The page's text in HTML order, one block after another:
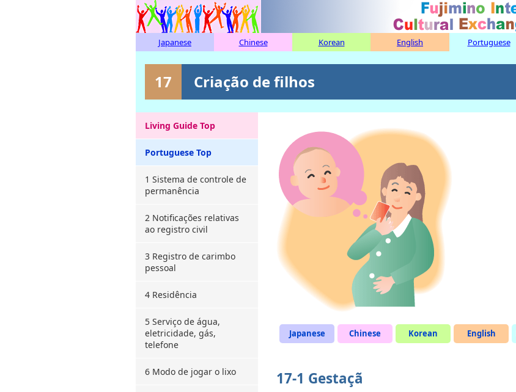
Japanese Chinese Korean English Portuguese
17 Criação de filhos
Living Guide Top
Portuguese Top
1 Sistema de controle de
permanência
2 Notificações relativas
ao registro civil
3 Registro de carimbo
pessoal
4 Residência
5 Serviço de água,
eletricidade, gás,
telefone
6 Modo de jogar o lixo
Japanese Chinese Korean English
17-1 Gestaçã